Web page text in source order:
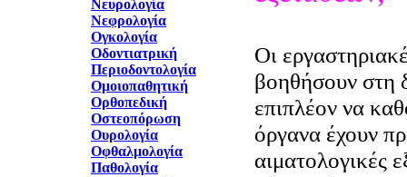
Νευρολογία
Νεφρολογία
Ογκολογία
Οδοντιατρική
Περιοδοντολογία
Ομοιοπαθητική
Ορθοπεδική
Οστεοπόρωση
Ουρολογία
Οφθαλμολογία
Παθολογία
Οι
βοηθήσουν στη
επιπλέον να
όργανα έχουν
αιματολογικές